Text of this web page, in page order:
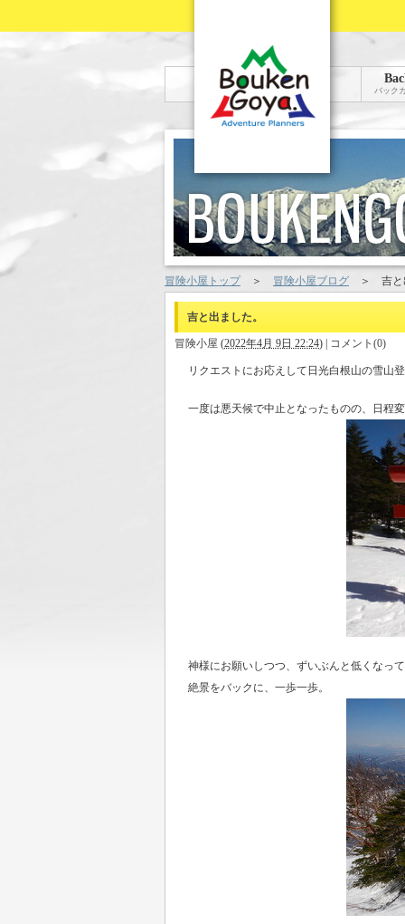
バック
冒険小屋トップ＞ 冒険小屋ブログ ＞ 吉
吉と出ました。
冒険小屋 (2022年4月 9日 22:24) コメント(0)
リクエストにお応えして日光白根山の雪山
一度は悪天候で中止となったものの、日程
神様にお願いしつつ、ずいぶんと低くなっ
絶景をバックに、一歩一歩。